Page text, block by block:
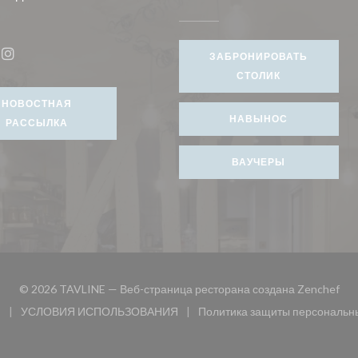
в новом окне))
Instagram ((открывается в новом окне))
НОВОСТНАЯ
РАССЫЛКА
ЗАБРОНИРОВАТЬ
СТОЛИК
НАВЫНОС
ВАУЧЕРЫ
© 2026 TAVLINE — Веб-страница ресторана создана Zenchef
УСЛОВИЯ ИСПОЛЬЗОВАНИЯ
((открывается в новом окне))
Политика защиты